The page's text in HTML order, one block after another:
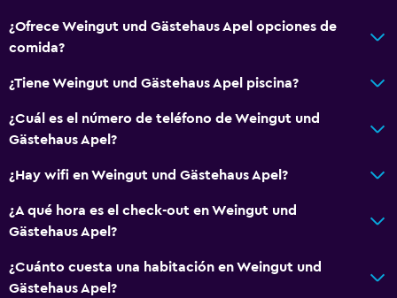
Unidad accesible para personas en silla de ruedas
Ascensor
Ascensor disponible
Hipoalergénico
Habitación hipoalergénica
Almohada sin plumas
Plantas superiores accesibles por ascensor
Plantas superiores accesibles por escaleras
¿Ofrece Weingut und Gästehaus Apel opciones de
comida?
¿Tiene Weingut und Gästehaus Apel piscina?
¿Cuál es el número de teléfono de Weingut und
Gästehaus Apel?
¿Hay wifi en Weingut und Gästehaus Apel?
¿A qué hora es el check-out en Weingut und
Gästehaus Apel?
¿Cuánto cuesta una habitación en Weingut und
Gästehaus Apel?